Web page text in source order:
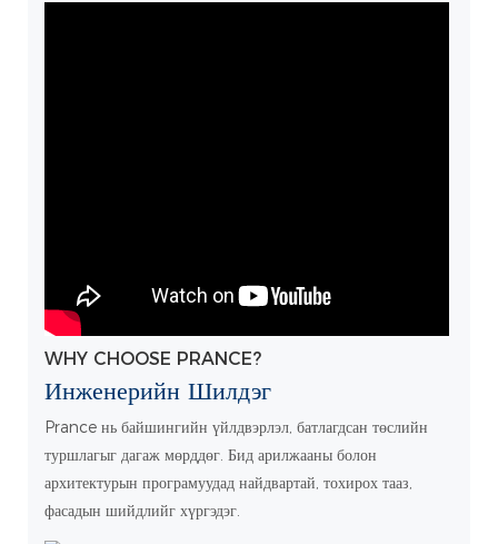
WHY CHOOSE PRANCE?
Инженерийн Шилдэг
Prance нь байшингийн үйлдвэрлэл, батлагдсан төслийн
туршлагыг дагаж мөрддөг. Бид арилжааны болон
архитектурын програмуудад найдвартай, тохирох тааз,
фасадын шийдлийг хүргэдэг.